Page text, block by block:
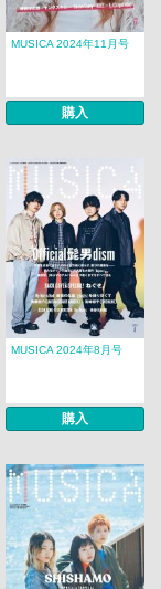
MUSICA 2024年11月号
購入
MUSICA 2024年8月号
購入